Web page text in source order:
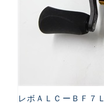
レボＡＬＣーＢＦ７Ｌ